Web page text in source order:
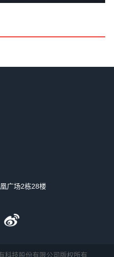
广场2栋28楼
科技股份有限公司版权所有